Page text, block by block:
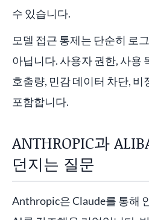
수 있습니다.
모델 접근 통제는 단순히 로
아닙니다. 사용자 권한, 사용
호출량, 민감 데이터 차단, 비
포함합니다.
ANTHROPIC과
던지는 질문
Anthropic은 Claude를 통해